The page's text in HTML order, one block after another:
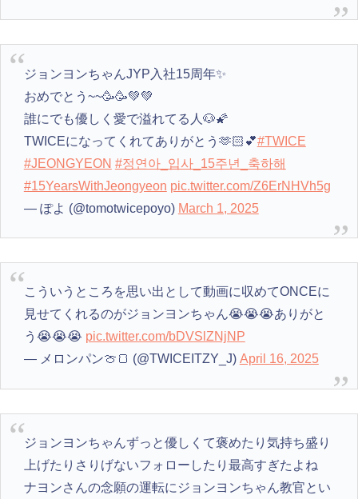
ジョンヨンちゃんJYP入社15周年✨
おめでとう~~🥳🥳💚💚
誰にでも優しく愛で溢れてる人🐶🌠
TWICEになってくれてありがとう🫶🏻💕#TWICE
#JEONGYEON #정연아_입사_15주년_축하해
#15YearsWithJeongyeon pic.twitter.com/Z6ErNHVh5g
— ぽよ (@tomotwicepoyo) March 1, 2025
こういうところを思い出として動画に収めてONCEに
見せてくれるのがジョンヨンちゃん😭😭😭ありがと
う😭😭😭 pic.twitter.com/bDVSlZNjNP
— メロンパン🍈🍞 (@TWICEITZY_J) April 16, 2025
ジョンヨンちゃんずっと優しくて褒めたり気持ち盛り
上げたりさりげないフォローしたり最高すぎたよね
ナヨンさんの念願の運転にジョンヨンちゃん教官とい